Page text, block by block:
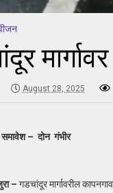
August 28, 2025
समावेश – दोन गंभीर
– गडचांदूर मार्गावरील